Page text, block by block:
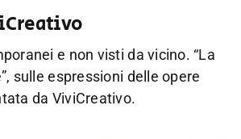
e non visti da vicino. “La
sulle espressioni delle opere
da ViviCreativo.